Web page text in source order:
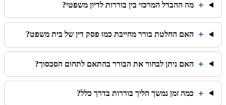
＋ מה ההבדל המרכזי בין בוררות לדיון משפטי?
＋ האם החלטת בורר מחייבת כמו פסק דין של בית משפט?
＋ האם ניתן לבחור את הבורר בהתאם לתחום הסכסוך?
＋ כמה זמן נמשך הליך בוררות בדרך כלל?